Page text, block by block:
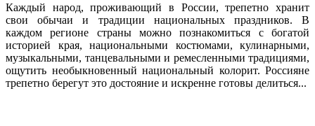
Каждый народ, проживающий в России, трепетно хранит
свои обычаи и традиции национальных праздников. В
каждом регионе страны можно познакомиться с богатой
историей края, национальными костюмами, кулинарными,
музыкальными, танцевальными и ремесленными традициями,
ощутить необыкновенный национальный колорит. Россияне
трепетно берегут это достояние и искренне готовы делиться...